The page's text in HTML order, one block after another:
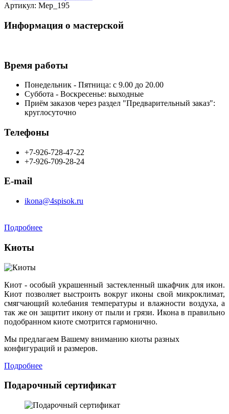
Артикул: Мер_195
Информация о мастерской
Время работы
Понедельник - Пятница: с 9.00 до 20.00
Суббота - Воскресенье: выходные
Приём заказов через раздел "Предварительный заказ":
круглосуточно
Телефоны
+7-926-728-47-22
+7-926-709-28-24
E-mail
ikona@4spisok.ru
Подробнее
Киоты
Киот - особый украшенный застекленный шкафчик для икон.
Киот позволяет выстроить вокруг иконы свой микроклимат,
смягчающий колебания температуры и влажности воздуха, а
так же он защитит икону от пыли и грязи. Икона в правильно
подобранном киоте смотрится гармонично.
Мы предлагаем Вашему вниманию киоты разных
конфигураций и размеров.
Подробнее
Подарочный сертификат